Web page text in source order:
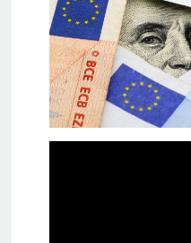
Видео
Сделано
в России